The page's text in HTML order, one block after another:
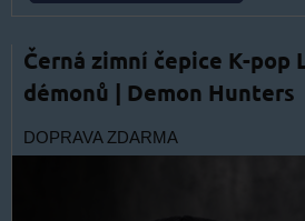
Černá zimní čepice K-pop
démonů | Demon Hunters
DOPRAVA ZDARMA